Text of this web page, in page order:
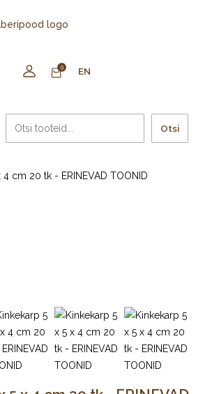
0 EN
Otsi